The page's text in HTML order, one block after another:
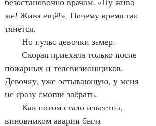
же! Жива ещё!». Почему время так
тянется.
Но пульс девочки замер.
Скорая приехала только после
пожарных и телевизионщиков.
Девочку, уже остывающую, у меня
не сразу смогли забрать.
Как потом стало известно,
виновником аварии была